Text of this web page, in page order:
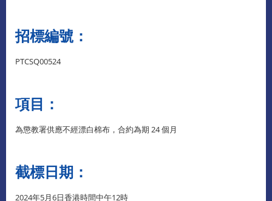
招標編號：
PTCSQ00524
項目：
為懲教署供應不經漂白棉布，合約為期 24 個月
截標日期：
2024年5月6日香港時間中午12時